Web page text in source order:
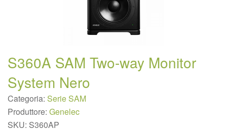
S360A SAM Two-way Monitor
System Nero
Categoria: Serie SAM
Produttore: Genelec
SKU: S360AP